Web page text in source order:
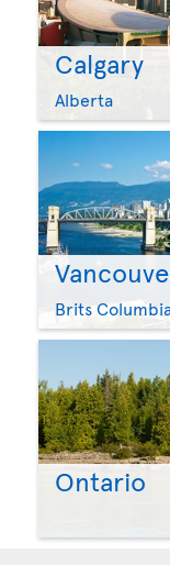
Calgary
Alberta
Brits
Ontario